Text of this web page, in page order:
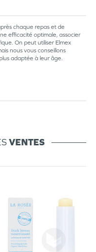
chaque repas et de
efficacité optimale, associer
On peut utiliser Elmex
nous vous conseillons
adaptée à leur âge.
VENTES